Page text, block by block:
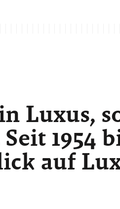
Luxus,
1954
auf